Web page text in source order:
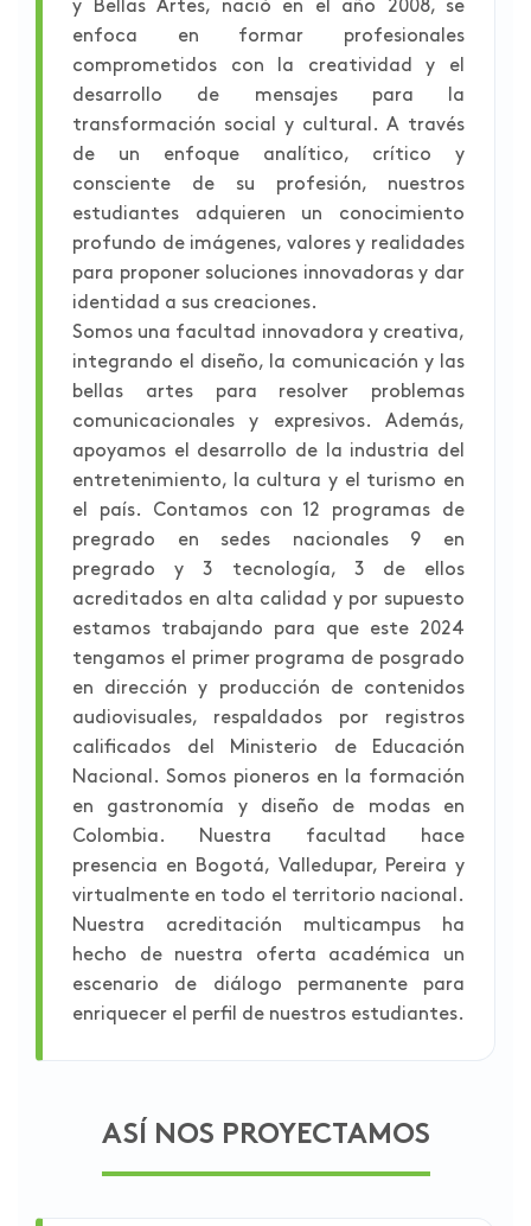
y Bellas Artes, nació en el año 2008, se
enfoca en formar profesionales
comprometidos con la creatividad y el
desarrollo de mensajes para la
transformación social y cultural. A través
de un enfoque analítico, crítico y
consciente de su profesión, nuestros
estudiantes adquieren un conocimiento
profundo de imágenes, valores y realidades
para proponer soluciones innovadoras y dar
identidad a sus creaciones.
Somos una facultad innovadora y creativa,
integrando el diseño, la comunicación y las
bellas artes para resolver problemas
comunicacionales y expresivos. Además,
apoyamos el desarrollo de la industria del
entretenimiento, la cultura y el turismo en
el país. Contamos con 12 programas de
pregrado en sedes nacionales 9 en
pregrado y 3 tecnología, 3 de ellos
acreditados en alta calidad y por supuesto
estamos trabajando para que este 2024
tengamos el primer programa de posgrado
en dirección y producción de contenidos
audiovisuales, respaldados por registros
calificados del Ministerio de Educación
Nacional. Somos pioneros en la formación
en gastronomía y diseño de modas en
Colombia. Nuestra facultad hace
presencia en Bogotá, Valledupar, Pereira y
virtualmente en todo el territorio nacional.
Nuestra acreditación multicampus ha
hecho de nuestra oferta académica un
escenario de diálogo permanente para
enriquecer el perfil de nuestros estudiantes.
ASÍ NOS PROYECTAMOS